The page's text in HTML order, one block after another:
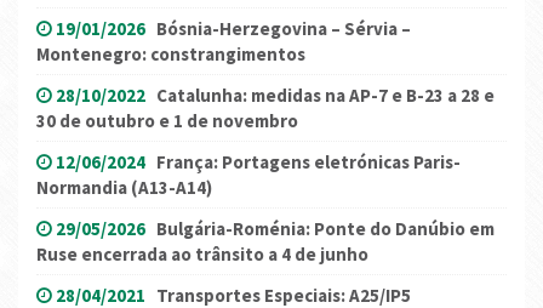
19/01/2026 Bósnia-Herzegovina – Sérvia –
Montenegro: constrangimentos
28/10/2022 Catalunha: medidas na AP-7 e B-23 a 28 e
30 de outubro e 1 de novembro
12/06/2024 França: Portagens eletrónicas Paris-
Normandia (A13-A14)
29/05/2026 Bulgária-Roménia: Ponte do Danúbio em
Ruse encerrada ao trânsito a 4 de junho
28/04/2021 Transportes Especiais: A25/IP5